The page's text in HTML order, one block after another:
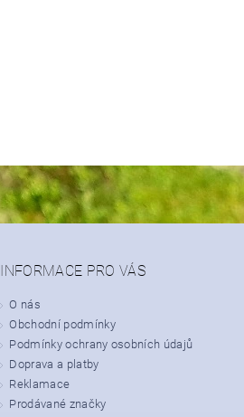
INFORMACE PRO VÁS
O nás
Obchodní podmínky
Podmínky ochrany osobních údajů
Doprava a platby
Reklamace
Prodávané značky